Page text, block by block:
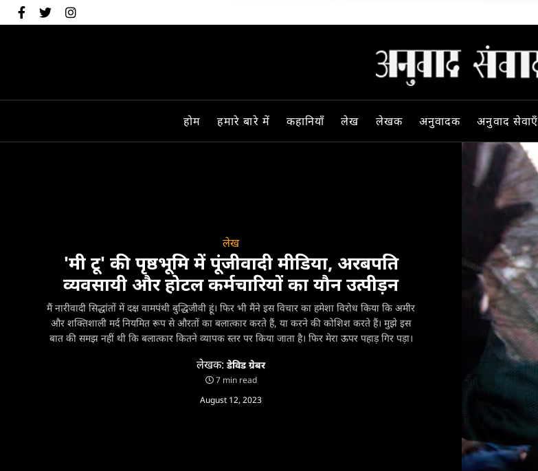
होम हमारे बारे में कहानियाँ लेख लेखक अनुवादक अनुवाद सेवाएँ
लेख
'मी टू' की पृष्ठभूमि में पूंजीवादी मीडिया, अरबपति
व्यवसायी और होटल कर्मचारियों का यौन उत्पीड़न
मैं नारीवादी सिद्धांतों में दक्ष वामपंथी बुद्धिजीवी हूं। फिर भी मैंने इस विचार का हमेशा विरोध किया कि अमीर
और शक्तिशाली मर्द नियमित रूप से औरतों का बलात्कार करते हैं, या करने की कोशिश करते हैं। मुझे इस
बात की समझ नहीं थी कि बलात्कार कितने व्यापक स्तर पर किया जाता है। फिर मेरा ऊपर पहाड़ गिर पड़ा।
लेखक:डेविड ग्रेबर
7 min read
August 12, 2023